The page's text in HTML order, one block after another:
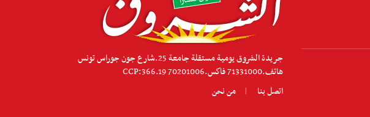
جريدة الشروق يومية مستقلة جامعة 25.شارع جون جوراس تونس
هاتف.71331000 فاكس.70201006 CCP:366.19
اتصل بنا
من نحن